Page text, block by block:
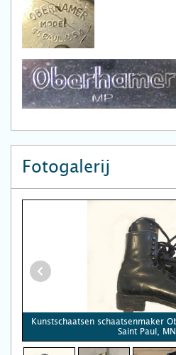
Fotogalerij
Kunstschaatsen schaatsenmaker
Saint Paul,